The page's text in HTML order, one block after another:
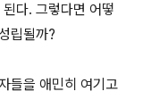
된다. 그렇다면 어떻
립될까?
들을 애민히 여기고